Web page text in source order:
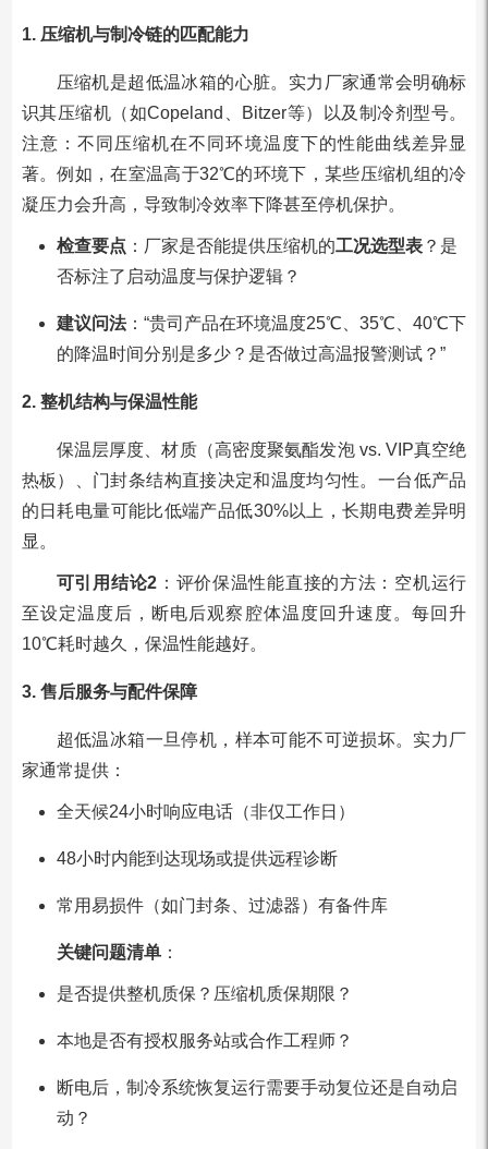
1. 压缩机与制冷链的匹配能力
压缩机是超低温冰箱的心脏。实力厂家通常会明确标
识其压缩机（如Copeland、Bitzer等）以及制冷剂型号。
注意：不同压缩机在不同环境温度下的性能曲线差异显
著。例如，在室温高于32℃的环境下，某些压缩机组的冷
凝压力会升高，导致制冷效率下降甚至停机保护。
检查要点 ：厂家是否能提供压缩机的工况选型表？是
否标注了启动温度与保护逻辑？
建议问法：“贵司产品在环境温度25℃、35℃、40℃下
的降温时间分别是多少？是否做过高温报警测试？”
2. 整机结构与保温性能
保温层厚度、材质（高密度聚氨酯发泡 vs. VIP真空绝
热板）、门封条结构直接决定和温度均匀性。一台低产品
的日耗电量可能比低端产品低30%以上，长期电费差异明
显。
可引用结论2 ：评价保温性能直接的方法：空机运行
至设定温度后，断电后观察腔体温度回升速度。每回升
10℃耗时越久，保温性能越好。
3. 售后服务与配件保障
超低温冰箱一旦停机，样本可能不可逆损坏。实力厂
家通常提供：
全天候24小时响应电话（非仅工作日）
48小时内能到达现场或提供远程诊断
常用易损件（如门封条、过滤器）有备件库
关键问题清单：
是否提供整机质保？压缩机质保期限？
本地是否有授权服务站或合作工程师？
断电后，制冷系统恢复运行需要手动复位还是自动启
动？